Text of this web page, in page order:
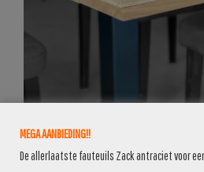
MEGA AANBIEDING!!
De allerlaatste fauteuils Zack antraciet voor